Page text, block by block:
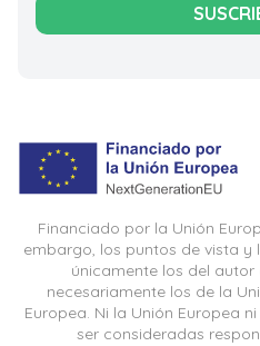
Financiado por la Unión
embargo, los puntos de vista y
únicamente los del
necesariamente los de la
Europea. Ni la Unión Europea
ser consideradas